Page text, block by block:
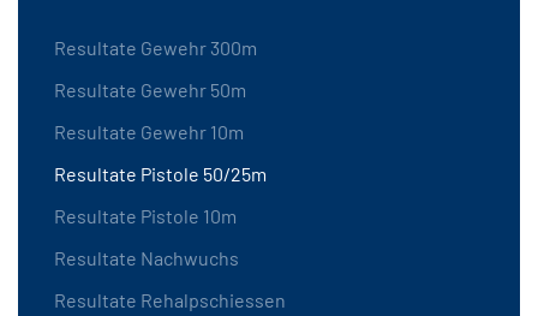
Resultate Gewehr 300m
Resultate Gewehr 50m
Resultate Gewehr 10m
Resultate Pistole 50/25m
Resultate Pistole 10m
Resultate Nachwuchs
Resultate Rehalpschiessen